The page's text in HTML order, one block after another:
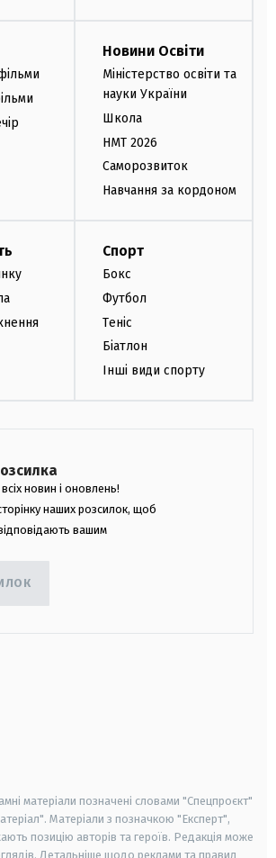
Новини Освіти
Міністерство освіти та
науки України
Школа
НМТ 2026
Саморозвиток
Навчання за кордоном
Спорт
Бокс
Футбол
Теніс
Біатлон
Інші види спорту
новин і оновлень!
наших розсилок, щоб
вашим
матеріали позначені словами "Спецпроєкт"
Матеріали з позначкою "Експерт",
позицію авторів та героїв. Редакція може
Детальніше щодо реклами та правил